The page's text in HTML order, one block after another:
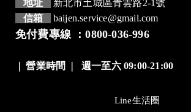
地址
新北市土城區青雲路2-1號
信箱
baijen.service@gmail.com
免付費專線 ：0800-036-996
營業時間 ❘週一至六 09:00-21:00
Line生活圈